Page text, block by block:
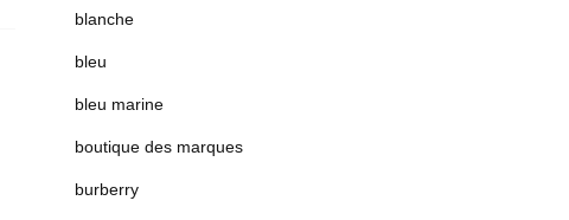
blanche
bleu
bleu marine
boutique des marques
burberry